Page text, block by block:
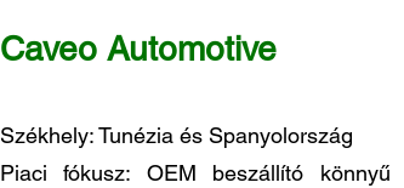
Caveo Automotive
Székhely: Tunézia és Spanyolország
Piaci fókusz: OEM beszállító könnyű